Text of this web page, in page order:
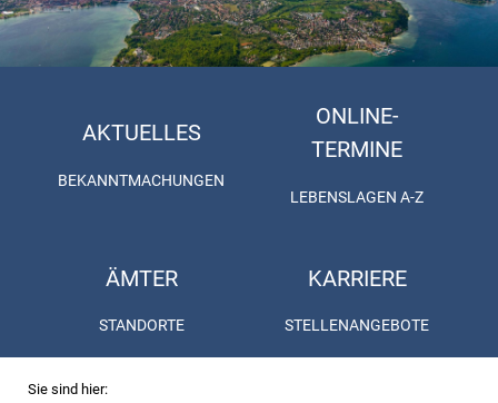
AKTUELLES
BEKANNTMACHUNGEN
ONLINE-
TERMINE
LEBENSLAGEN A-Z
ÄMTER
STANDORTE
KARRIERE
STELLENANGEBOTE
Sie sind hier: